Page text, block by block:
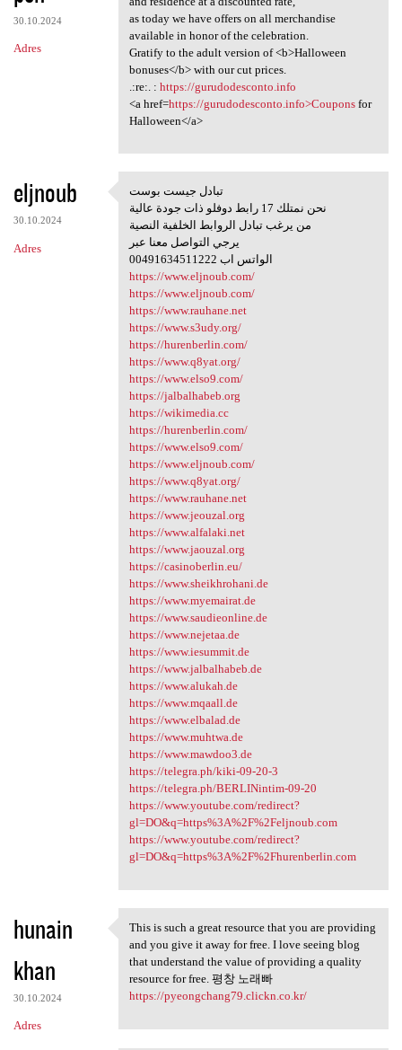
30.10.2024
Adres
as today we have offers on all merchandise
available in honor of the celebration.
Gratify to the adult version of <b>Halloween
bonuses</b> with our cut prices.
.:re:. : https://gurudodesconto.info
<a href=https://gurudodesconto.info>Couponsfor
Halloween</a>
eljnoub
30.10.2024
Adres
تبادل جيست بوست
تبادل جيست بوست
نحن نمتلك 17 رابط دوفلو ذات جودة عالية
من يرغب تبادل الروابط الخلفية النصية
يرجي التواصل معنا عبر
00491634511222 الواتس اب
https://www.eljnoub.com/
https://www.eljnoub.com/
https://www.rauhane.net
https://www.s3udy.org/
https://hurenberlin.com/
https://www.q8yat.org/
https://www.elso9.com/
https://jalbalhabeb.org
https://wikimedia.cc
https://hurenberlin.com/
https://www.elso9.com/
https://www.eljnoub.com/
https://www.q8yat.org/
https://www.rauhane.net
https://www.jeouzal.org
https://www.alfalaki.net
https://www.jaouzal.org
https://casinoberlin.eu/
https://www.sheikhrohani.de
https://www.myemairat.de
https://www.saudieonline.de
https://www.nejetaa.de
https://www.iesummit.de
https://www.jalbalhabeb.de
https://www.alukah.de
https://www.mqaall.de
https://www.elbalad.de
https://www.muhtwa.de
https://www.mawdoo3.de
https://telegra.ph/kiki-09-20-3
https://telegra.ph/BERLINintim-09-20
https://www.youtube.com/redirect?
gl=DO&q=https%3A%2F%2Feljnoub.com
https://www.youtube.com/redirect?
gl=DO&q=https%3A%2F%2Fhurenberlin.com
hunain
khan
30.10.2024
Adres
This is such a great resource
This is such a great resource that you are providing
and you give it away for free. I love seeing blog
that understand the value of providing a quality
resource for free. 평창 노래빠
https://pyeongchang79.clickn.co.kr/